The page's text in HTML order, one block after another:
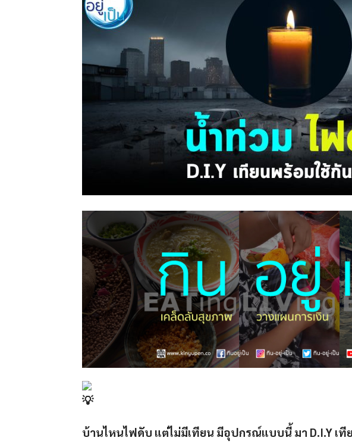
บ้านไหนไฟดับ แต่ไม่มีเทียน มีอุปกรณ์แบบนี้ มา D.I.Y เที